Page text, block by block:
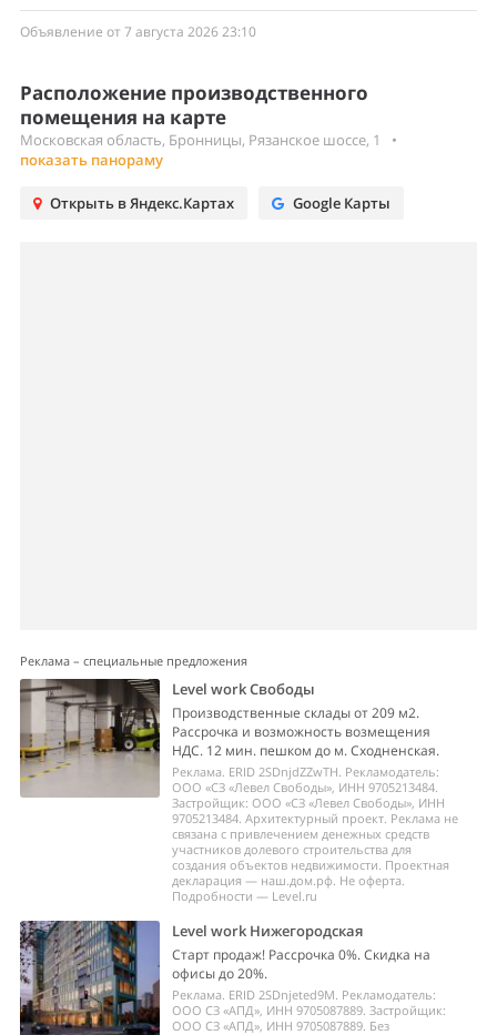
Объявление от 7 августа 2026 23:10
Расположение производственного
помещения на карте
Московская область, Бронницы, Рязанское шоссе, 1
•
показать панораму
Открыть в Яндекс.Картах Google Карты
Реклама – специальные предложения
Level work Свободы
Производственные склады от 209 м2.
Рассрочка и возможность возмещения
НДС. 12 мин. пешком до м. Сходненская.
Реклама. ERID 2SDnjdZZwTH. Рекламодатель:
ООО «СЗ «Левел Свободы», ИНН 9705213484.
Застройщик: ООО «СЗ «Левел Свободы», ИНН
9705213484. Архитектурный проект. Реклама не
связана с привлечением денежных средств
участников долевого строительства для
создания объектов недвижимости. Проектная
декларация — наш.дом.рф. Не оферта.
Подробности — Level.ru
Level work Нижегородская
Старт продаж! Рассрочка 0%. Скидка на
офисы до 20%.
Реклама. ERID 2SDnjeted9M. Рекламодатель:
ООО СЗ «АПД», ИНН 9705087889. Застройщик:
ООО СЗ «АПД», ИНН 9705087889. Без